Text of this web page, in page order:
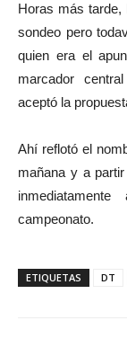
Horas más tarde,
sondeo pero
quien era el
marcador
aceptó la
Ahí reflotó el
mañana y a
campeonato.
ETIQUETAS DT